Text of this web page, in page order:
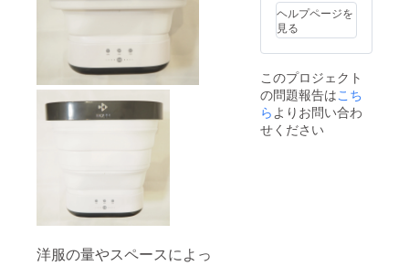
洋服の量やスペースによっ
ヘルプページを
見る
このプロジェクト
の問題報告はこち
ら よりお問い合わ
せください